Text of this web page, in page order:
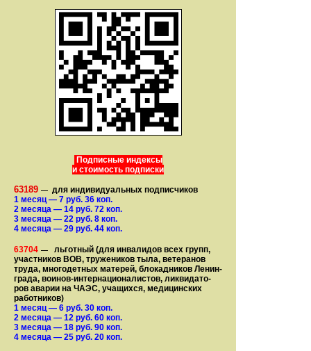
Подписные индексы
и стоимость подписки
63189 — для индивидуальных подписчиков
1 месяц— 7 руб. 36 коп.
2 месяца — 14 руб. 72 коп.
3 месяца — 22 руб. 8 коп.
4 месяца — 29 руб. 44 коп.
63704 —
льготный (для ин­ва­лидов всех групп,
участ­ников ВОВ, труже­ни­ков тыла, ветеранов
труда, мно­го­­детных матерей, бло­­кад­ни­ков Ле­нин­
града, воинов-интернаци­о­на­­ли­стов, лик­ви­да­то­
ров аварии на ЧАЭС, уча­щихся, медицинских
работников)
1 месяц— 6 руб. 30 коп.
2 месяца — 12 руб. 60 коп.
3 месяца — 18 руб. 90 коп.
4 месяца — 25 руб. 20 коп.